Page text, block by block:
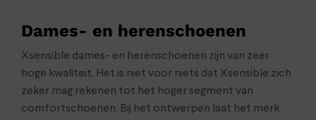
Dames- en herenschoenen
Xsensible dames- en herenschoenen zijn van zeer
hoge kwaliteit. Het is niet voor niets dat Xsensible zich
zeker mag rekenen tot het hoger segment van
comfortschoenen. Bij het ontwerpen laat het merk